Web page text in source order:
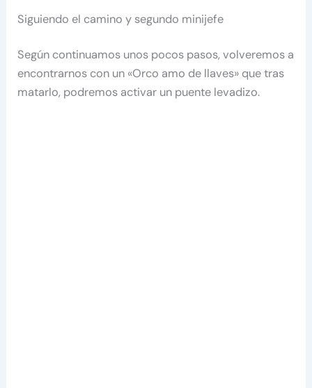
Siguiendo el camino y segundo minijefe
Según continuamos unos pocos pasos, volveremos a
encontrarnos con un «Orco amo de llaves» que tras
matarlo, podremos activar un puente levadizo.